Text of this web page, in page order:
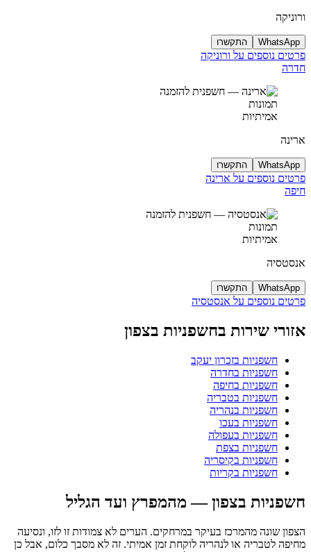
ורוניקה
WhatsApp התקשרו
פרטים נוספים על ורוניקה
חדרה
תמונות
אמיתיות
ארינה
WhatsApp התקשרו
פרטים נוספים על ארינה
חיפה
תמונות
אמיתיות
אנסטסיה
WhatsApp התקשרו
פרטים נוספים על אנסטסיה
אזורי שירות בחשפניות בצפון
חשפניות בזכרון יעקב
חשפניות בחדרה
חשפניות בחיפה
חשפניות בטבריה
חשפניות בנהריה
חשפניות בעכו
חשפניות בעפולה
חשפניות בצפת
חשפניות בקיסריה
חשפניות בקריות
חשפניות בצפון — מהמפרץ ועד הגליל
הצפון שונה מהמרכז בעיקר במרחקים. הערים לא צמודות זו לזו, ונסיעה
מחיפה לטבריה או לנהריה לוקחת זמן אמיתי. זה לא מסבך כלום, אבל כן